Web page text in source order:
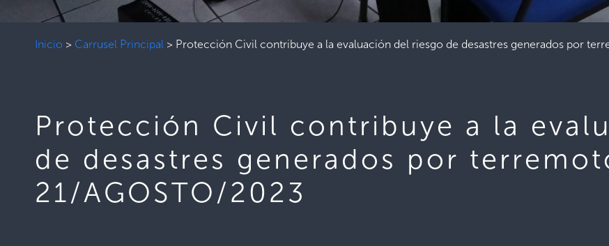
Inicio > Carrusel Principal > Protección Civil contribuye a la evaluación del riesgo de desastres generados por
Protección Civil contribuye a la
de desastres generados por
21/AGOSTO/2023